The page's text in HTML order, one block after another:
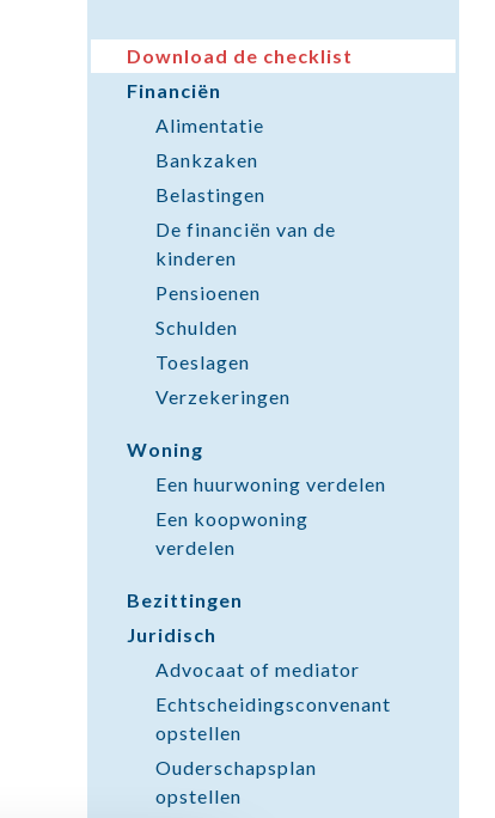
Download de checklist
Financiën
Alimentatie
Bankzaken
Belastingen
De financiën van de
kinderen
Pensioenen
Schulden
Toeslagen
Verzekeringen
Woning
Een huurwoning verdelen
Een koopwoning
verdelen
Bezittingen
Juridisch
Advocaat of mediator
Echtscheidingsconvenant
opstellen
Ouderschapsplan
opstellen